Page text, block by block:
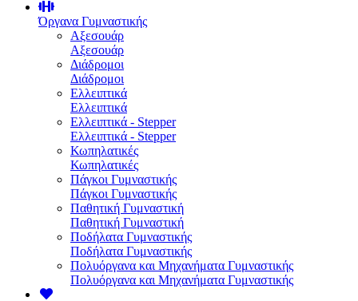
Όργανα Γυμναστικής
Αξεσουάρ
Αξεσουάρ
Διάδρομοι
Διάδρομοι
Ελλειπτικά
Ελλειπτικά
Ελλειπτικά - Stepper
Ελλειπτικά - Stepper
Κωπηλατικές
Κωπηλατικές
Πάγκοι Γυμναστικής
Πάγκοι Γυμναστικής
Παθητική Γυμναστική
Παθητική Γυμναστική
Ποδήλατα Γυμναστικής
Ποδήλατα Γυμναστικής
Πολυόργανα και Μηχανήματα Γυμναστικής
Πολυόργανα και Μηχανήματα Γυμναστικής